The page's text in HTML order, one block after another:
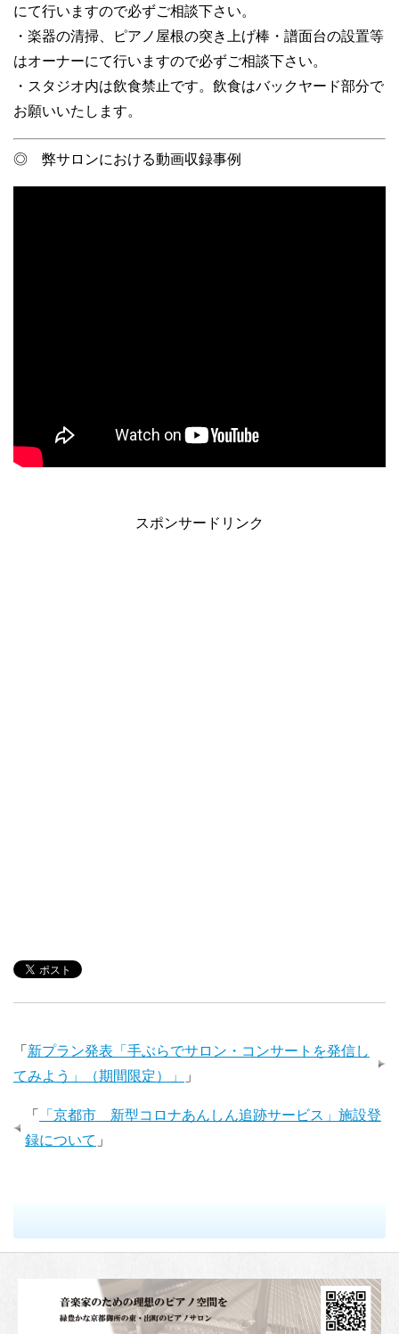
にて行いますので必ずご相談下さい。
・楽器の清掃、ピアノ屋根の突き上げ棒・譜面台の設置等
はオーナーにて行いますので必ずご相談下さい。
・スタジオ内は飲食禁止です。飲食はバックヤード部分で
お願いいたします。
◎ 弊サロンにおける動画収録事例
スポンサードリンク
「 新プラン発表「手ぶらでサロン・コンサートを発信し
てみよう」（期間限定）」
」
「
「京都市 新型コロナあんしん追跡サービス」施設登
録について 」